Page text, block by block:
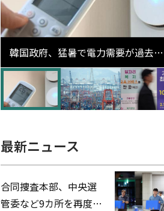
韓国政府、猛暑で電力需要が過去最
高更新の可能性に需給対応体制を点
検
最新ニュース
合同捜査本部、中央選
管委など9カ所を再度家